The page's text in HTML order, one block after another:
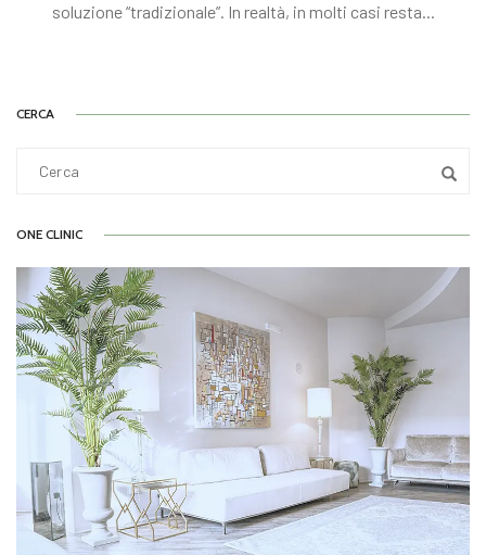
soluzione “tradizionale”. In realtà, in molti casi resta...
CERCA
ONE CLINIC